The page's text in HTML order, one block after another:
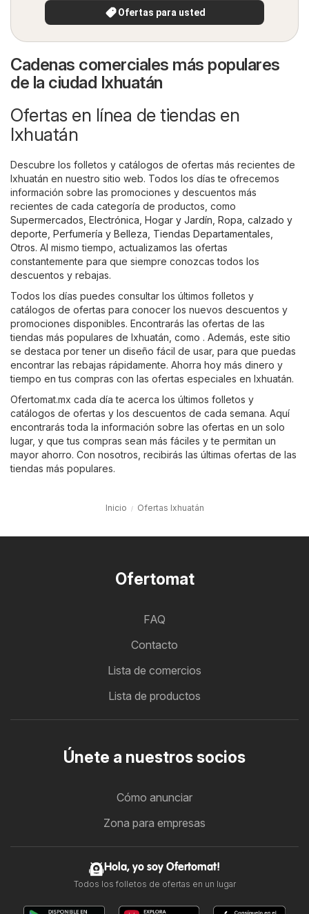
Ofertas para usted
Cadenas comerciales más populares
de la ciudad Ixhuatán
Ofertas en línea de tiendas en
Ixhuatán
Descubre los folletos y catálogos de ofertas más recientes de
Ixhuatán en nuestro sitio web. Todos los días te ofrecemos
información sobre las promociones y descuentos más
recientes de cada categoría de productos, como
Supermercados Electrónica Hogar y Jardín Ropa, calzado y
deporte Perfumería y Belleza Tiendas Departamentales
Otros. Al mismo tiempo, actualizamos las ofertas
constantemente para que siempre conozcas todos los
descuentos y rebajas.
Todos los días puedes consultar los últimos folletos y
catálogos de ofertas para conocer los nuevos descuentos y
promociones disponibles. Encontrarás las ofertas de las
tiendas más populares de Ixhuatán, como . Además, este sitio
se destaca por tener un diseño fácil de usar, para que puedas
encontrar las rebajas rápidamente. Ahorra hoy más dinero y
tiempo en tus compras con las ofertas especiales en Ixhuatán.
Ofertomat.mx cada día te acerca los últimos folletos y
catálogos de ofertas y los descuentos de cada semana. Aquí
encontrarás toda la información sobre las ofertas en un solo
lugar, y que tus compras sean más fáciles y te permitan un
mayor ahorro. Con nosotros, recibirás las últimas ofertas de las
tiendas más populares.
Inicio Ofertas Ixhuatán
Ofertomat
FAQ
Contacto
Lista de comercios
Lista de productos
Únete a nuestros socios
Cómo anunciar
Zona para empresas
Hola, yo soy Ofertomat!
Todos los folletos de ofertas en un lugar